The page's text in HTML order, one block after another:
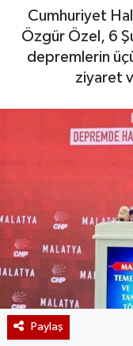
Cumhuriyet
Özgür Özel, 6
depremlerin
ziyaret
Paylaş
Haber Arşivi